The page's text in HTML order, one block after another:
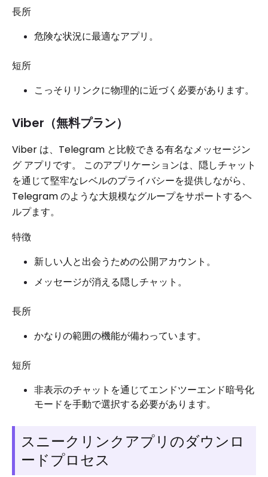
長所
危険な状況に最適なアプリ。
短所
こっそりリンクに物理的に近づく必要があります。
Viber（無料プラン）
Viber は、Telegram と比較できる有名なメッセージン
グ アプリです。 このアプリケーションは、隠しチャット
を通じて堅牢なレベルのプライバシーを提供しながら、
Telegram のような大規模なグループをサポートするヘ
ルプます。
特徴
新しい人と出会うための公開アカウント。
メッセージが消える隠しチャット。
長所
かなりの範囲の機能が備わっています。
短所
非表示のチャットを通じてエンドツーエンド暗号化
モードを手動で選択する必要があります。
スニークリンクアプリのダウンロ
ードプロセス